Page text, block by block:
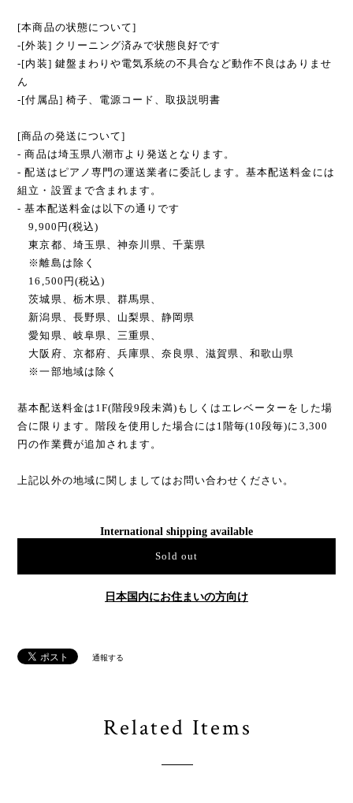
[本商品の状態について]
-[外装] クリーニング済みで状態良好です
-[内装] 鍵盤まわりや電気系統の不具合など動作不良はありませ
ん
-[付属品] 椅子、電源コード、取扱説明書
[商品の発送について]
- 商品は埼玉県八潮市より発送となります。
- 配送はピアノ専門の運送業者に委託します。基本配送料金には
組立・設置まで含まれます。
- 基本配送料金は以下の通りです
9,900円(税込)
東京都、埼玉県、神奈川県、千葉県
※離島は除く
16,500円(税込)
茨城県、栃木県、群馬県、
新潟県、長野県、山梨県、静岡県
愛知県、岐阜県、三重県、
大阪府、京都府、兵庫県、奈良県、滋賀県、和歌山県
※一部地域は除く
基本配送料金は1F(階段9段未満)もしくはエレベーターをした場
合に限ります。階段を使用した場合には1階毎(10段毎)に3,300
円の作業費が追加されます。
上記以外の地域に関しましてはお問い合わせください。
International shipping available
Sold out
日本国内にお住まいの方向け
通報する
Related Items